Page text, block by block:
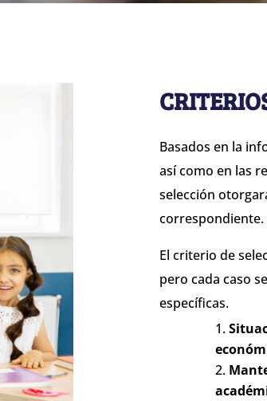
Basados en la
así como en las
selección
correspondiente.
El criterio de
pero cada caso
específicas.